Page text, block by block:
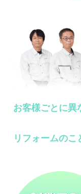
お客様ごとに異
リフォームの